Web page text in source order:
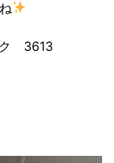
ク 3613